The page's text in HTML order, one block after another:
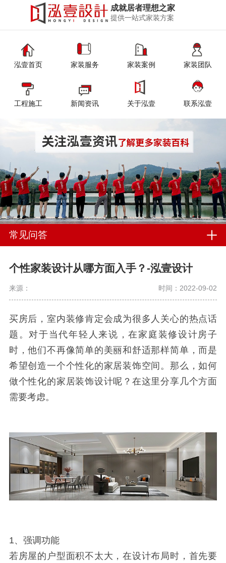
成就居者理想之家
提供一站式家装方案
泓壹首页 家装服务 家装案例 家装团队
工程施工 新闻资讯 关于泓壹 联系泓壹
常见问答
个性家装设计从哪方面入手？-泓壹设计
来源： 时间：2022-09-02
买房后，室内装修肯定会成为很多人关心的热点话
题。对于当代年轻人来说，在家庭装修设计房子
时，他们不再像简单的美丽和舒适那样简单，而是
希望创造一个个性化的家居装饰空间。那么，如何
做个性化的家居装饰设计呢？在这里分享几个方面
需要考虑。
1、强调功能
若房屋的户型面积不太大，在设计布局时，首先要